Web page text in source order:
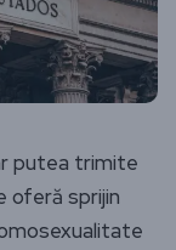
putea trimite
oferă sprijin